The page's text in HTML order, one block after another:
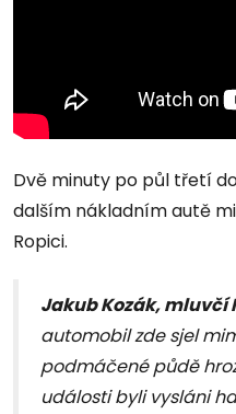
Dvě minuty po půl třetí
dalším nákladním autě
Ropici.
Jakub Kozák, mluvčí
automobil zde sjel
podmáčené půdě
události byli vysláni